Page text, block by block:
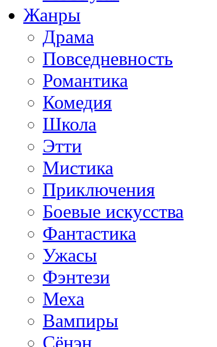
Жанры
Драма
Повседневность
Романтика
Комедия
Школа
Этти
Мистика
Приключения
Боевые искусства
Фантастика
Ужасы
Фэнтези
Меха
Вампиры
Сёнэн